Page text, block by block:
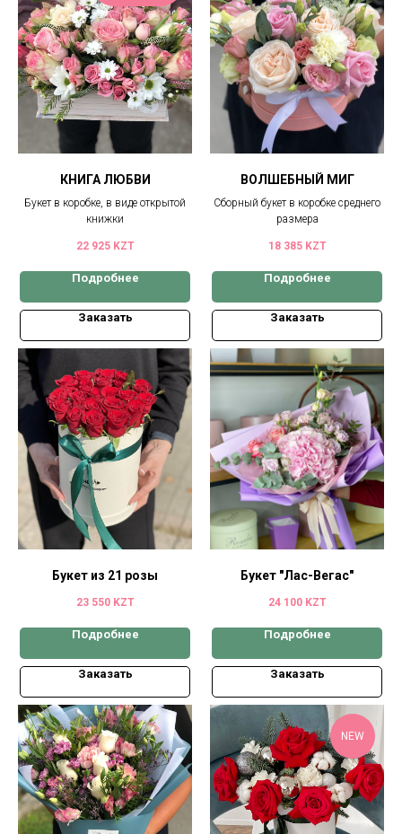
КНИГА ЛЮБВИ
Букет в коробке, в виде открытой
книжки
22 925 KZT
Подробнее
Заказать
ВОЛШЕБНЫЙ МИГ
Сборный букет в коробке среднего
размера
18 385 KZT
Подробнее
Заказать
Букет из 21 розы
23 550 KZT
Подробнее
Заказать
Букет "Лас-Вегас"
24 100 KZT
Подробнее
Заказать
NEW